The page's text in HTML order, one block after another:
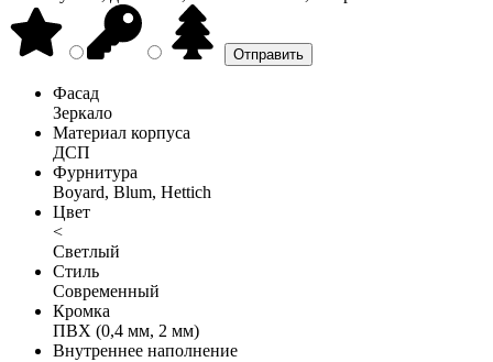
Фасад
Зеркало
Материал корпуса
ДСП
Фурнитура
Boyard, Blum, Hettich
Цвет
<
Светлый
Стиль
Современный
Кромка
ПВХ (0,4 мм, 2 мм)
Внутреннее наполнение